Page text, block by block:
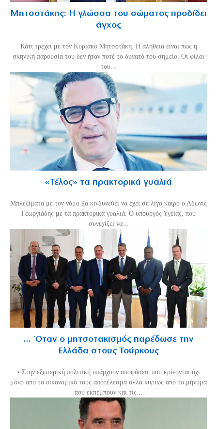
Μητσοτάκης: Η γλώσσα του σώματος προδίδει
άγχος
Κάτι τρέχει με τον Κυριάκο Μητσοτάκη. Η αλήθεια είναι πως η
σκηνική παρουσία του δεν ήταν ποτέ το δυνατό του σημείο. Οι φίλοι
του...
«Τέλος» τα πρακτορικά γυαλιά
Μπλεξίματα με τον νόμο θα κινδυνεύει να έχει σε λίγο καιρό ο Αδωνις
Γεωργιάδης με τα πρακτορικά γυαλιά. Ο υπουργός Υγείας, που
συνεχίζει να...
… Όταν ο μητσοτακισμός παρέδωσε την
Ελλάδα στους Τούρκους
• Στην εξωτερική πολιτική υπάρχουν αποφάσεις που κρίνονται όχι
μόνο από το οικονομικό τους αποτέλεσμα αλλά κυρίως από το μήνυμα
που εκπέμπουν και τις...